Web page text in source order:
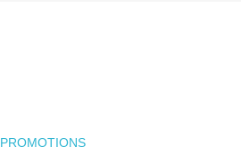
PROMOTIONS